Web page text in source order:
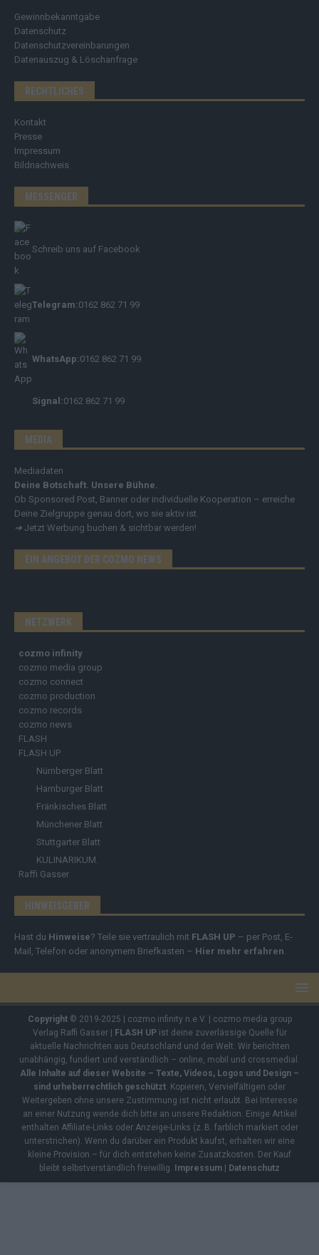
Gewinnbekanntgabe
Datenschutz
Datenschutzvereinbarungen
Datenauszug & Löschanfrage
RECHTLICHES
Kontakt
Presse
Impressum
Bildnachweis
MESSENGER
Schreib uns auf Facebook
Telegram:0162 862 71 99
WhatsApp:0162 862 71 99
Signal:0162 862 71 99
MEDIA
Mediadaten
Deine Botschaft. Unsere Bühne.
Ob Sponsored Post, Banner oder individuelle Kooperation – erreiche
Deine Zielgruppe genau dort, wo sie aktiv ist.
➔ Jetzt Werbung buchen & sichtbar werden!
EIN ANGEBOT DER COZMO NEWS
NETZWERK
cozmo infinity
cozmo media group
cozmo connect
cozmo production
cozmo records
cozmo news
FLASH
FLASH UP
Nürnberger Blatt
Hamburger Blatt
Fränkisches Blatt
Münchener Blatt
Stuttgarter Blatt
KULINARIKUM.
Raffi Gasser
HINWEISGEBER
Hast du Hinweise? Teile sie vertraulich mit FLASH UP – per Post, E-
Mail, Telefon oder anonymem Briefkasten – Hier mehr erfahren.
Copyright© 2019-2025 | cozmo infinity n.e.V. | cozmo media group
Verlag Raffi Gasser |
FLASH UPist deine zuverlässige Quelle für
aktuelle Nachrichten aus Deutschland und der Welt. Wir berichten
unabhängig, fundiert und verständlich – online, mobil und crossmedial.
Alle Inhalte auf dieser Website – Texte, Videos, Logos und Design –
sind urheberrechtlich geschützt. Kopieren, Vervielfältigen oder
Weitergeben ohne unsere Zustimmung ist nicht erlaubt. Bei Interesse
an einer Nutzung wende dich bitte an unsere Redaktion. Einige Artikel
enthalten Affiliate-Links oder Anzeige-Links (z. B. farblich markiert oder
unterstrichen). Wenn du darüber ein Produkt kaufst, erhalten wir eine
kleine Provision – für dich entstehen keine Zusatzkosten. Der Kauf
bleibt selbstverständlich freiwillig.
Impressum Datenschutz